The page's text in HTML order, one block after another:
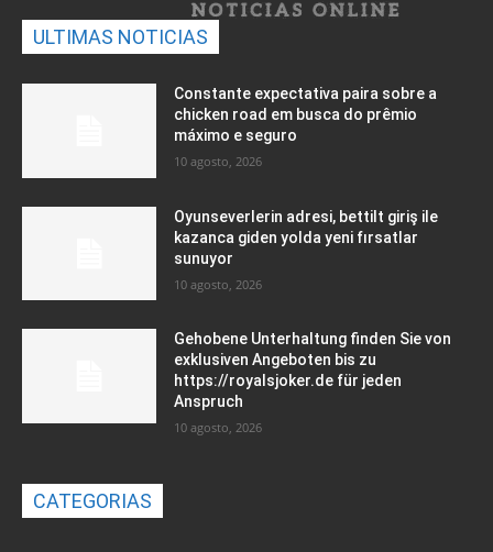
ULTIMAS NOTICIAS
Constante expectativa paira sobre a
chicken road em busca do prêmio
máximo e seguro
10 agosto, 2026
Oyunseverlerin adresi, bettilt giriş ile
kazanca giden yolda yeni fırsatlar
sunuyor
10 agosto, 2026
Gehobene Unterhaltung finden Sie von
exklusiven Angeboten bis zu
https://royalsjoker.de für jeden
Anspruch
10 agosto, 2026
CATEGORIAS